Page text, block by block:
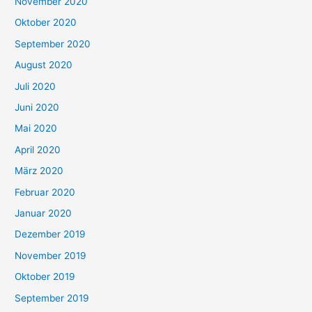
Oktober 2020
September 2020
August 2020
Juli 2020
Juni 2020
Mai 2020
April 2020
März 2020
Februar 2020
Januar 2020
Dezember 2019
November 2019
Oktober 2019
September 2019